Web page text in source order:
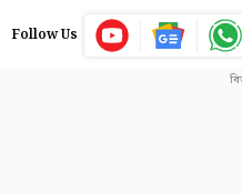
Follow Us